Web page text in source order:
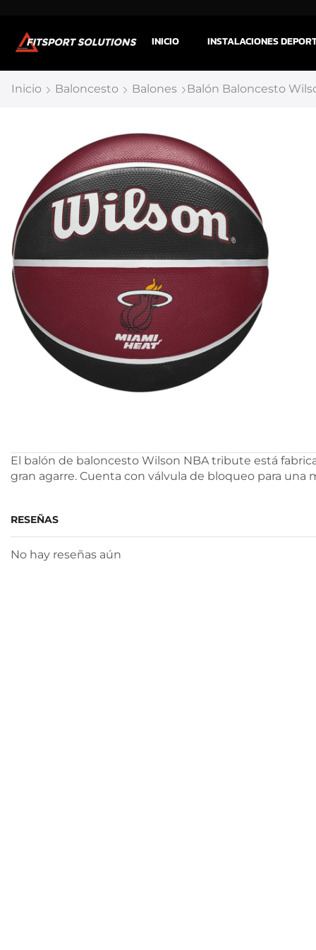
INICIO INSTALACIONES
Inicio Baloncesto Balones Balón Baloncesto
El balón de baloncesto Wilson NBA tribute está
gran agarre. Cuenta con válvula de bloqueo para
RESEÑAS
No hay reseñas aún